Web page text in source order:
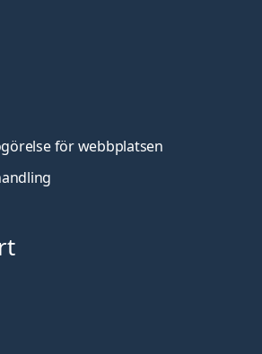
för webbplatsen